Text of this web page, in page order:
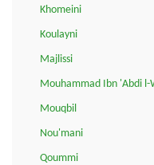
Khomeini
Koulayni
Majlissi
Mouhammad Ibn 'Abdi l-
Mouqbil
Nou'mani
Qoummi